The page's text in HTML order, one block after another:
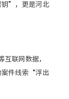
”，更是河北
联网数据，
案件线索“浮出